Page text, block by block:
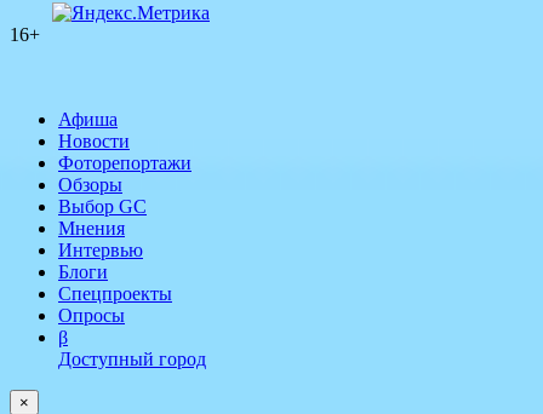
16+
Афиша
Новости
Фоторепортажи
Обзоры
Выбор GC
Мнения
Интервью
Блоги
Спецпроекты
Опросы
β
Доступный город
×